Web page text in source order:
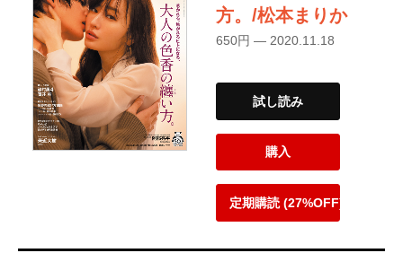
方。/松本まりか
650円 — 2020.11.18
試し読み
購入
定期購読 (27%OFF)